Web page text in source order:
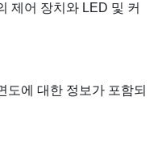
제어 장치와 LED 및 커
도에 대한 정보가 포함되